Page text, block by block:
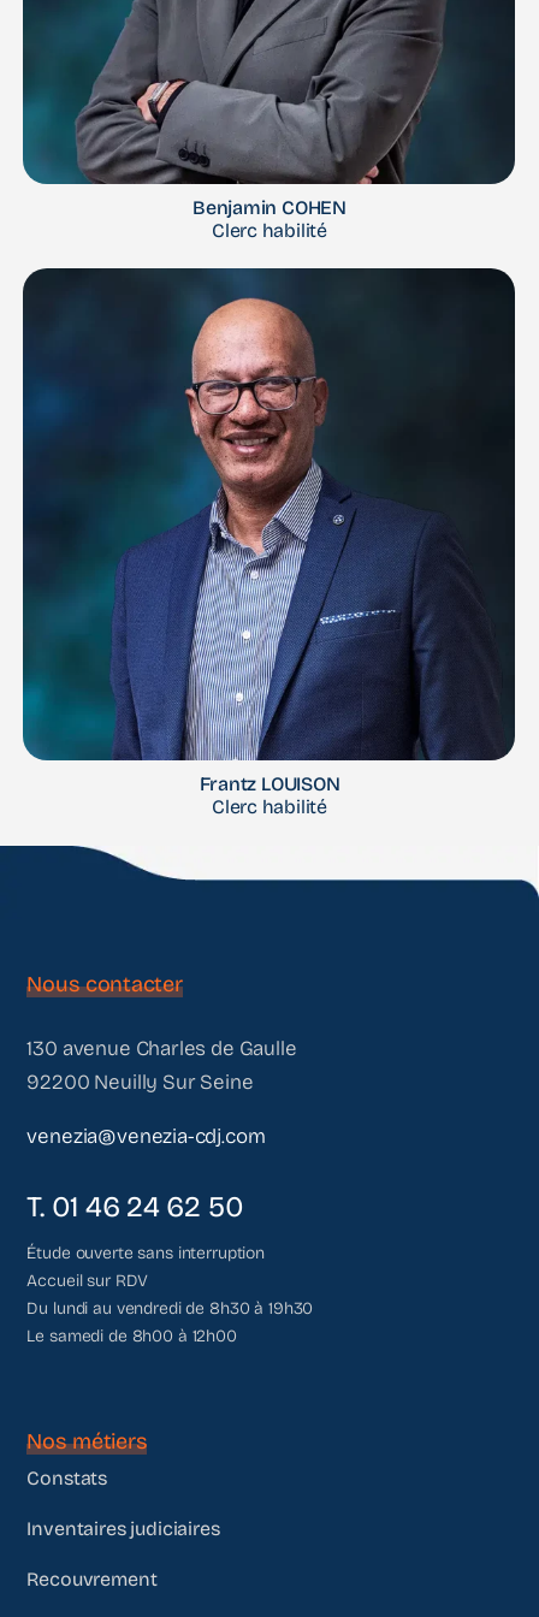
Benjamin COHEN
Clerc habilité
Frantz LOUISON
Clerc habilité
Nous contacter
130 avenue Charles de Gaulle
92200 Neuilly Sur Seine
venezia@venezia-cdj.com
T. 01 46 24 62 50
Étude ouverte sans interruption
Accueil sur RDV
Du lundi au vendredi de 8h30 à 19h30
Le samedi de 8h00 à 12h00
Nos métiers
Constats
Inventaires judiciaires
Recouvrement